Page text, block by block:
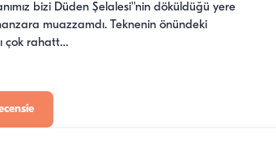
bizi Düden Şelalesi''nin döküldüğü yere
muazzamdı. Teknenin önündeki
çok rahatt…